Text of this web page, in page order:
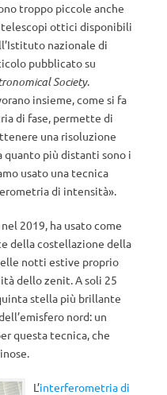
troppo piccole anche
telescopi ottici disponibili
nazionale di
pubblicato su
Society.
insieme, come si fa
di fase, permette di
una risoluzione
quanto più distanti sono i
usato una tecnica
di intensità».
2019, ha usato come
della costellazione della
notti estive proprio
dello zenit. A soli 25
stella più brillante
nord: un
questa tecnica, che
L’interferometria di